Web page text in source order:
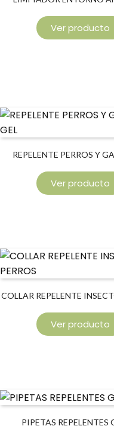
Ver producto
REPELENTE PERROS Y
Ver producto
COLLAR REPELENTE
Ver producto
PIPETAS REPELENTES